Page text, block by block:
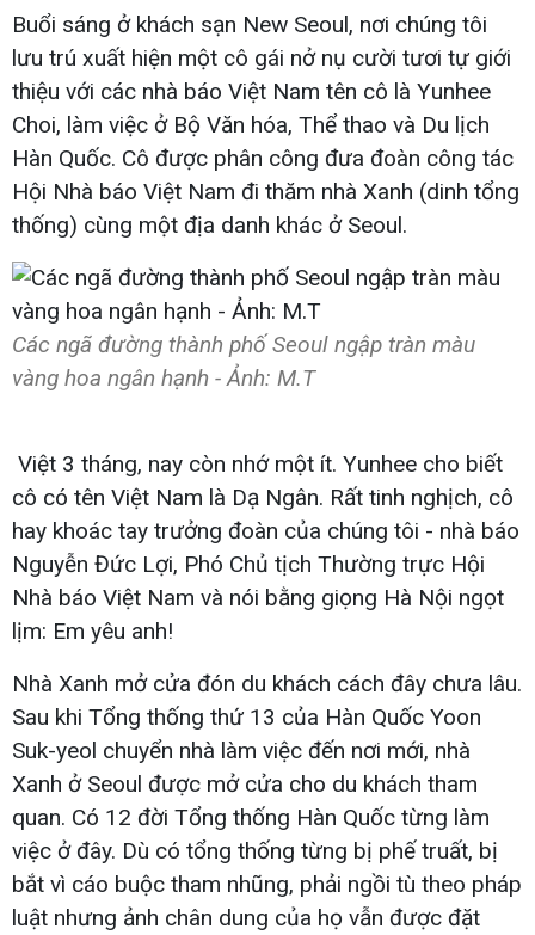
Buổi sáng ở khách sạn New Seoul, nơi chúng tôi
lưu trú xuất hiện một cô gái nở nụ cười tươi tự giới
thiệu với các nhà báo Việt Nam tên cô là Yunhee
Choi, làm việc ở Bộ Văn hóa, Thể thao và Du lịch
Hàn Quốc. Cô được phân công đưa đoàn công tác
Hội Nhà báo Việt Nam đi thăm nhà Xanh (dinh tổng
thống) cùng một địa danh khác ở Seoul.
Các ngã đường thành phố Seoul ngập tràn màu
vàng hoa ngân hạnh - Ảnh: M.T
Việt 3 tháng, nay còn nhớ một ít. Yunhee cho biết
cô có tên Việt Nam là Dạ Ngân. Rất tinh nghịch, cô
hay khoác tay trưởng đoàn của chúng tôi - nhà báo
Nguyễn Đức Lợi, Phó Chủ tịch Thường trực Hội
Nhà báo Việt Nam và nói bằng giọng Hà Nội ngọt
lịm: Em yêu anh!
Nhà Xanh mở cửa đón du khách cách đây chưa lâu.
Sau khi Tổng thống thứ 13 của Hàn Quốc Yoon
Suk-yeol chuyển nhà làm việc đến nơi mới, nhà
Xanh ở Seoul được mở cửa cho du khách tham
quan. Có 12 đời Tổng thống Hàn Quốc từng làm
việc ở đây. Dù có tổng thống từng bị phế truất, bị
bắt vì cáo buộc tham nhũng, phải ngồi tù theo pháp
luật nhưng ảnh chân dung của họ vẫn được đặt